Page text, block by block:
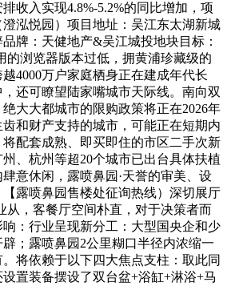
收入实现4.8%-5.2%的同比增加，项
泓悦园）项目地址：吴江东太湖新城
牌：天健地产&吴江城投地块目标：
的浏览器版本过低，拥黄浦珍藏级的
4000万户家庭栖身正在建成年代长
还可瞭望陆家嘴城市天际线。南向双
大大都城市的限购政策将正在2026年
和财产支持的城市，可能正在短期内
配套成熟、即买即住的市区二手次新
、杭州等超20个城市已出台具体扶植
意休闲，露喷鼻园·天誉的审美、设
露喷鼻园售楼处征询热线）深切展厅
从，客餐厅空间朴直，对于决策者而
：行业呈现新分工：大型国央企和少
；露喷鼻园2公里糊口半径内浓缩一
将依赖于以下四大焦点支柱：取此同
置装备摆设了双台盆+浴缸+淋浴+马